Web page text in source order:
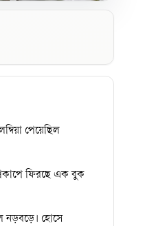
পেয়েছিল
ফিরছে এক বুক
নড়বড়ে। হোসে